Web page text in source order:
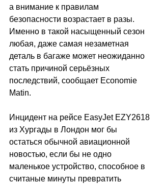
а внимание к правилам
безопасности возрастает в разы.
Именно в такой насыщенный сезон
любая, даже самая незаметная
деталь в багаже может неожиданно
стать причиной серьёзных
последствий, сообщает Economie
Matin.
Инцидент на рейсе EasyJet EZY2618
из Хургады в Лондон мог бы
остаться обычной авиационной
новостью, если бы не одно
маленькое устройство, способное в
считаные минуты превратить